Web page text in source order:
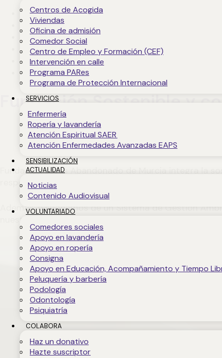
Centros de Acogida
Viviendas
Oficina de admisión
Comedor Social
Centro de Empleo y Formación (CEF)
Intervención en calle
Programa PARes
Programa de Protección Internacional
SERVICIOS
Enfermería
Ropería y lavandería
Atención Espiritual SAER
Atención Enfermedades Avanzadas EAPS
SENSIBILIZACIÓN
ACTUALIDAD
Noticias
Contenido Audiovisual
VOLUNTARIADO
Comedores sociales
Apoyo en lavandería
Apoyo en ropería
Consigna
Apoyo en Educación, Acompañamiento y Tiempo
Peluquería y barbería
Podología
Odontología
Psiquiatría
COLABORA
Haz un donativo
Hazte suscriptor
La Fundación
Fundación Sostenible
Transparencia
Órganos de Gobierno
Contacto
Trabaja con nosotros
Fundación Sostenible y
Fundación Jesús Abandonado de Murcia integra la
responsable y respetuosa con el entorno.
Además, disponemos de un Sistema de Gestión